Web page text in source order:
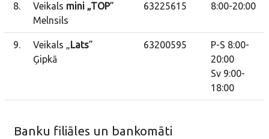
8. Veikals mini „TOP”
Melnsils
63225615 8:00-20:00
9. Veikals „Lats”
Ģipkā
63200595
P-S 8:00-
20:00
Sv 9:00-
18:00
Banku filiāles un bankomāti